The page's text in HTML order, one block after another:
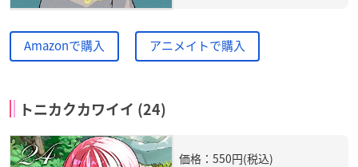
Amazonで購入 アニメイトで購入
トニカクカワイイ (24)
価格：550円(税込)